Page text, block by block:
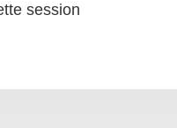
session